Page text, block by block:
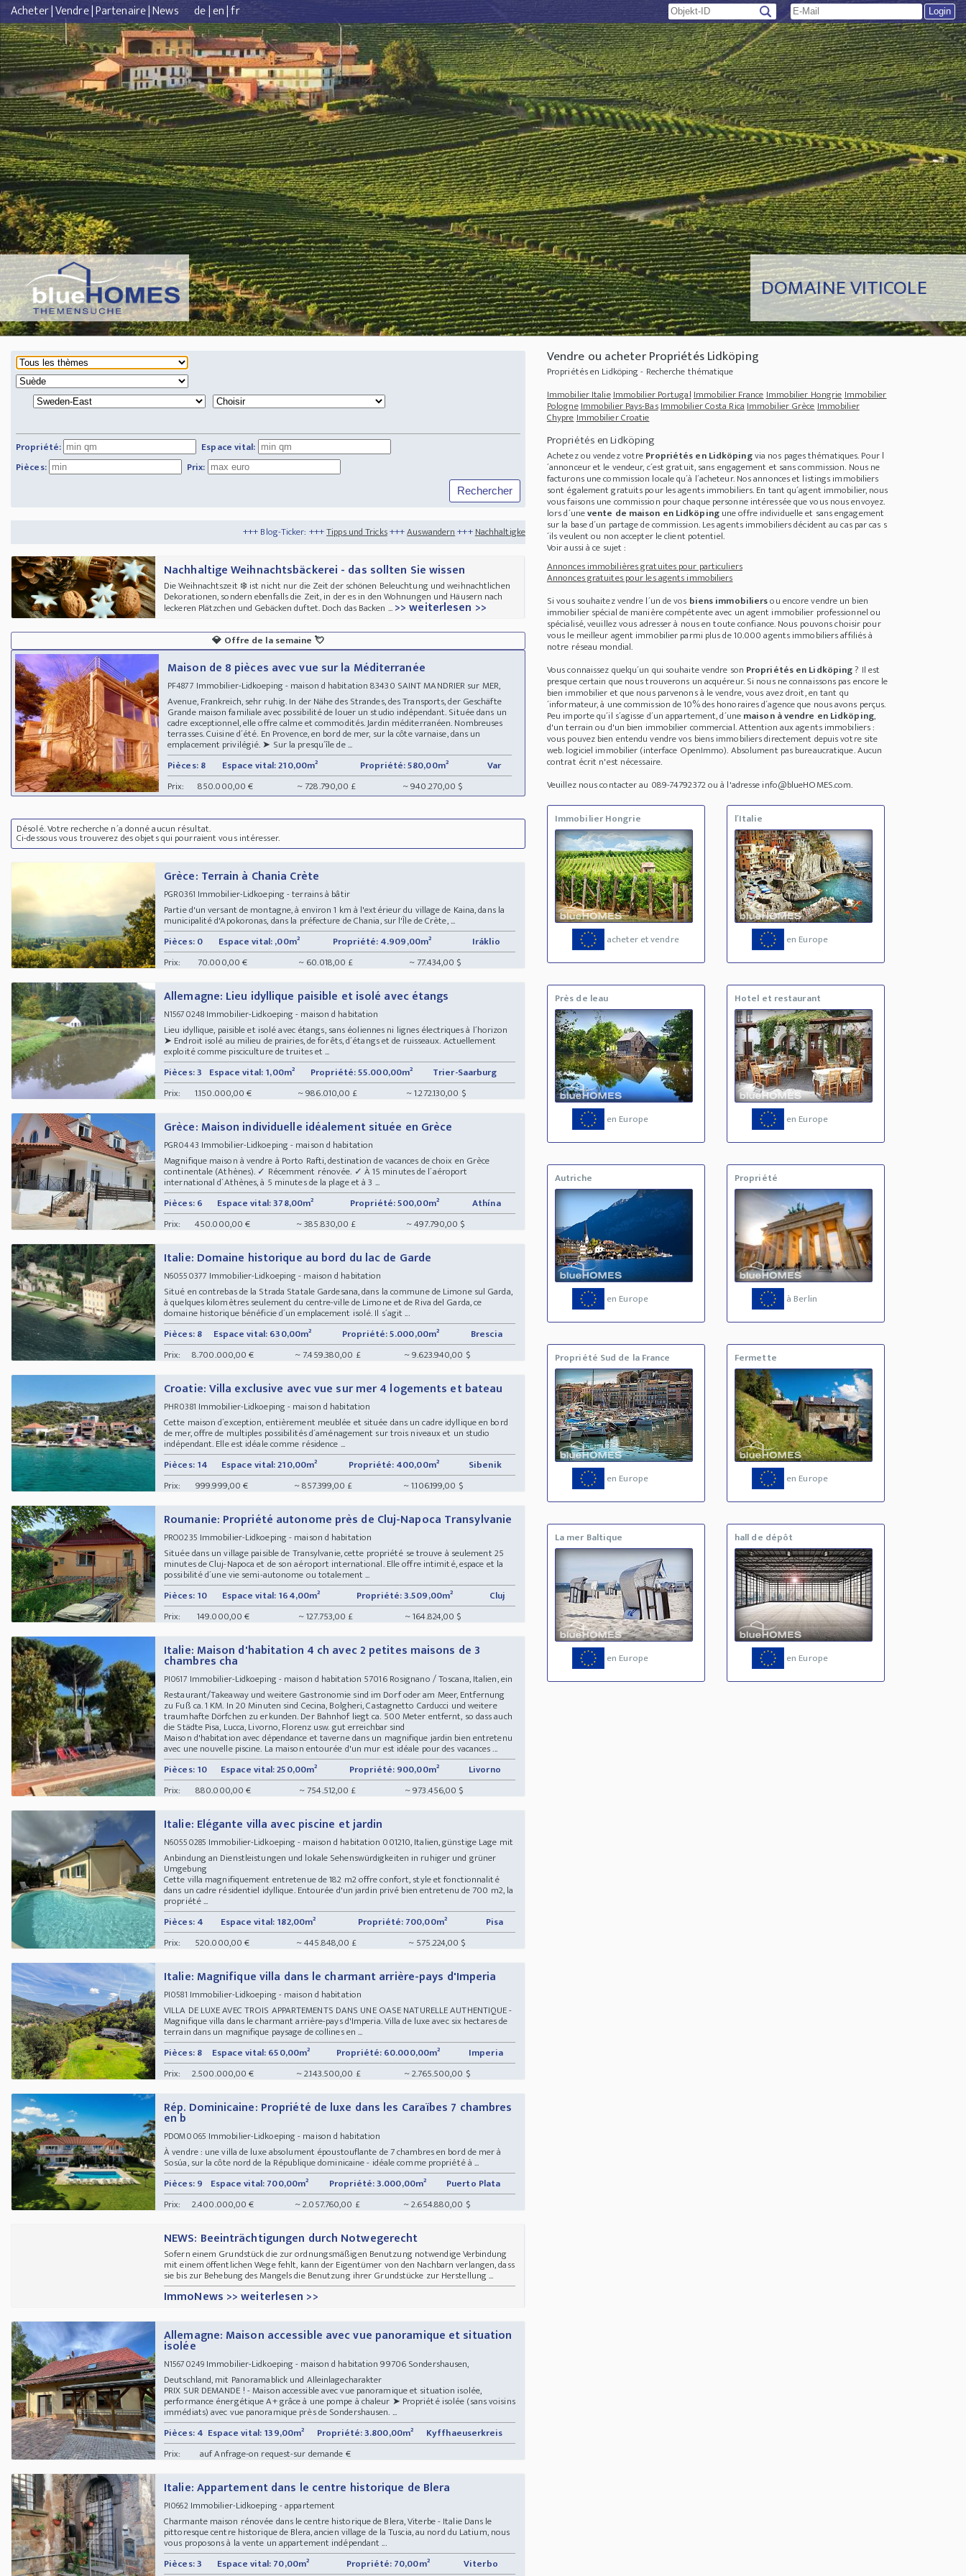
Acheter|Vendre|Partenaire|News de|en|fr
DOMAINE VITICOLE
Propriété:
Espace vital:
Pièces:
Prix:
+++ Blog-Ticker: +++Tipps und Tricks+++Auswandern+++Nachhaltigkeit+++Wo ist es im Frühling am Schönsten?+++So machen Sie Ihren Garten fit für den Herbst+++Dinge mit denen man nicht nach
Nachhaltige Weihnachtsbäckerei - das sollten Sie wissen
Die Weihnachtszeit ❄️ ist nicht nur die Zeit der schönen Beleuchtung und weihnachtlichen
Dekorationen, sondern ebenfalls die Zeit, in der es in den Wohnungen und Häusern nach
leckeren Plätzchen und Gebäcken duftet. Doch das Backen ...>> weiterlesen >>
💎 Offre de la semaine 💘
Maison de 8 pièces avec vue sur la Méditerranée
PF4877 Immobilier-Lidkoeping - maison d habitation 83430 SAINT MANDRIER sur MER,
Avenue, Frankreich, sehr ruhig. In der Nähe des Strandes, des Transports, der Geschäfte
Grande maison familiale avec possibilité de louer un studio indépendant. Située dans un
cadre exceptionnel, elle offre calme et commodités. Jardin méditerranéen. Nombreuses
terrasses. Cuisine d´été. En Provence, en bord de mer, sur la côte varnaise, dans un
emplacement privilégié. ➤ Sur la presqu´île de ...
Pièces: 8
Espace vital: 210,00m² Propriété: 580,00m²
Var
Prix:
850.000,00 € ~ 728.790,00 £ ~ 940.270,00 $
Désolé. Votre recherche n´a donné aucun résultat.
Ci-dessous vous trouverez des objets qui pourraient vous intéresser.
Grèce: Terrain à Chania Crète
PGR0361 Immobilier-Lidkoeping - terrains à bâtir
Partie d'un versant de montagne, à environ 1 km à l'extérieur du village de Kaina, dans la
municipalité d'Apokoronas, dans la préfecture de Chania, sur l'Île de Crète, ...
Pièces: 0
Espace vital: ,00m² Propriété: 4.909,00m²
Iráklio
Prix:
70.000,00 € ~ 60.018,00 £ ~ 77.434,00 $
Allemagne: Lieu idyllique paisible et isolé avec étangs
N15670248Immobilier-Lidkoeping - maison d habitation
Lieu idyllique, paisible et isolé avec étangs, sans éoliennes ni lignes électriques à l´horizon
➤ Endroit isolé au milieu de prairies, de forêts, d´étangs et de ruisseaux. Actuellement
exploité comme pisciculture de truites et ...
Pièces: 3 Espace vital: 1,00m² Propriété: 55.000,00m²
Trier-Saarburg
Prix:
1.150.000,00 € ~ 986.010,00 £ ~ 1.272.130,00 $
Grèce: Maison individuelle idéalement située en Grèce
PGR0443 Immobilier-Lidkoeping - maison d habitation
Magnifique maison à vendre à Porto Rafti, destination de vacances de choix en Grèce
continentale (Athènes). ✓ Récemment rénovée. ✓ À 15 minutes de l´aéroport
international d´Athènes, à 5 minutes de la plage et à 3 ...
Pièces: 6
Espace vital: 378,00m² Propriété: 500,00m²
Athína
Prix:
450.000,00 € ~ 385.830,00 £ ~ 497.790,00 $
Italie: Domaine historique au bord du lac de Garde
N60550377 Immobilier-Lidkoeping - maison d habitation
Situé en contrebas de la Strada Statale Gardesana, dans la commune de Limone sul Garda,
à quelques kilomètres seulement du centre-ville de Limone et de Riva del Garda, ce
domaine historique bénéficie d´un emplacement isolé. Il s´agit ...
Pièces: 8
Espace vital: 630,00m² Propriété: 5.000,00m²
Brescia
Prix:
8.700.000,00 € ~ 7.459.380,00 £ ~ 9.623.940,00 $
Croatie: Villa exclusive avec vue sur mer 4 logements et bateau
PHR0381 Immobilier-Lidkoeping - maison d habitation
Cette maison d´exception, entièrement meublée et située dans un cadre idyllique en bord
de mer, offre de multiples possibilités d´aménagement sur trois niveaux et un studio
indépendant. Elle est idéale comme résidence ...
Pièces: 14
Espace vital: 210,00m² Propriété: 400,00m²
Sibenik
Prix:
999.999,00 € ~ 857.399,00 £ ~ 1.106.199,00 $
Roumanie: Propriété autonome près de Cluj-Napoca Transylvanie
PRO0235 Immobilier-Lidkoeping - maison d habitation
Située dans un village paisible de Transylvanie, cette propriété se trouve à seulement 25
minutes de Cluj-Napoca et de son aéroport international. Elle offre intimité, espace et la
possibilité d´une vie semi-autonome ou totalement ...
Pièces: 10
Espace vital: 164,00m² Propriété: 3.509,00m²
Cluj
Prix:
149.000,00 € ~ 127.753,00 £ ~ 164.824,00 $
Italie: Maison d'habitation 4 ch avec 2 petites maisons de 3
chambres cha
PI0617 Immobilier-Lidkoeping - maison d habitation 57016 Rosignano / Toscana, Italien, ein
Restaurant/Takeaway und weitere Gastronomie sind im Dorf oder am Meer, Entfernung
zu Fuß ca. 1 KM. In 20 Minuten sind Cecina, Bolgheri, Castagnetto Carducci und weitere
traumhafte Dörfchen zu erkunden. Der Bahnhof liegt ca. 500 Meter entfernt, so dass auch
die Städte Pisa, Lucca, Livorno, Florenz usw. gut erreichbar sind
Maison d'habitation avec dépendance et taverne dans un magnifique jardin bien entretenu
avec une nouvelle piscine. La maison entourée d'un mur est idéale pour des vacances ...
Pièces: 10
Espace vital: 250,00m² Propriété: 900,00m²
Livorno
Prix:
880.000,00 € ~ 754.512,00 £ ~ 973.456,00 $
Italie: Elégante villa avec piscine et jardin
N60550285 Immobilier-Lidkoeping - maison d habitation 001210, Italien, günstige Lage mit
Anbindung an Dienstleistungen und lokale Sehenswürdigkeiten in ruhiger und grüner
Umgebung
Cette villa magnifiquement entretenue de 182 m2 offre confort, style et fonctionnalité
dans un cadre résidentiel idyllique. Entourée d'un jardin privé bien entretenu de 700 m2, la
propriété ...
Pièces: 4
Espace vital: 182,00m² Propriété: 700,00m²
Pisa
Prix:
520.000,00 € ~ 445.848,00 £ ~ 575.224,00 $
Italie: Magnifique villa dans le charmant arrière-pays d'Imperia
PI0581 Immobilier-Lidkoeping - maison d habitation
VILLA DE LUXE AVEC TROIS APPARTEMENTS DANS UNE OASE NATURELLE AUTHENTIQUE -
Magnifique villa dans le charmant arrière-pays d'Imperia. Villa de luxe avec six hectares de
terrain dans un magnifique paysage de collines en ...
Pièces: 8
Espace vital: 650,00m² Propriété: 60.000,00m²
Imperia
Prix:
2.500.000,00 € ~ 2.143.500,00 £ ~ 2.765.500,00 $
Rép. Dominicaine: Propriété de luxe dans les Caraïbes 7 chambres
en b
PDOM0065 Immobilier-Lidkoeping - maison d habitation
À vendre : une villa de luxe absolument époustouflante de 7 chambres en bord de mer à
Sosúa, sur la côte nord de la République dominicaine - idéale comme propriété à ...
Pièces: 9 Espace vital: 700,00m² Propriété: 3.000,00m²
Puerto Plata
Prix:
2.400.000,00 € ~ 2.057.760,00 £ ~ 2.654.880,00 $
NEWS: Beeinträchtigungen durch Notwegerecht
Sofern einem Grundstück die zur ordnungsmäßigen Benutzung notwendige Verbindung
mit einem öffentlichen Wege fehlt, kann der Eigentümer von den Nachbarn verlangen, dass
sie bis zur Behebung des Mangels die Benutzung ihrer Grundstücke zur Herstellung ...
ImmoNews >> weiterlesen >>
Allemagne: Maison accessible avec vue panoramique et situation
isolée
N15670249Immobilier-Lidkoeping - maison d habitation 99706 Sondershausen,
Deutschland, mit Panoramablick und Alleinlagecharakter
PRIX SUR DEMANDE ! - Maison accessible avec vue panoramique et situation isolée,
performance énergétique A+ grâce à une pompe à chaleur ➤ Propriété isolée (sans voisins
immédiats) avec vue panoramique près de Sondershausen. ...
Pièces: 4 Espace vital: 139,00m² Propriété: 3.800,00m²
Kyffhaeuserkreis
Prix:
auf Anfrage-on request-sur demande €
Italie: Appartement dans le centre historique de Blera
PI0662Immobilier-Lidkoeping - appartement
Charmante maison rénovée dans le centre historique de Blera, Viterbe - Italie Dans le
pittoresque centre historique de Blera, ancien village de la Tuscia, au nord du Latium, nous
vous proposons à la vente un appartement indépendant ...
Pièces: 3
Espace vital: 70,00m² Propriété: 70,00m² Viterbo
Vendre ou acheter Propriétés Lidköping
Propriétés en Lidköping - Recherche thématique
Immobilier ItalieImmobilier PortugalImmobilier FranceImmobilier HongrieImmobilier
PologneImmobilier Pays-BasImmobilier Costa RicaImmobilier GrèceImmobilier
ChypreImmobilier Croatie
Propriétés en Lidköping
Achetez ou vendez votrePropriétés en Lidköpingvia nos pages thématiques. Pour l
´annonceur et le vendeur, c´est gratuit, sans engagement et sans commission. Nous ne
facturons une commission locale qu´à l´acheteur. Nos annonces et listings immobiliers
sont également gratuits pour les agents immobiliers. En tant qu´agent immobilier, nous
vous faisons une commission pour chaque personne intéressée que vous nous envoyez.
lors d´unevente de maison en Lidköpingune offre individuelle et sans engagement
sur la base d´un partage de commission. Les agents immobiliers décident au cas par cas s
´ils veulent ou non accepter le client potentiel.
Voir aussi à ce sujet :
Annonces immobilières gratuites pour particuliers
Annonces gratuites pour les agents immobiliers
Si vous souhaitez vendre l´un de vos biens immobiliersou encore vendre un bien
immobilier spécial de manière compétente avec un agent immobilier professionnel ou
spécialisé, veuillez vous adresser à nous en toute confiance. Nous pouvons choisir pour
vous le meilleur agent immobilier parmi plus de 10.000 agents immobiliers affiliés à
notre réseau mondial.
Vous connaissez quelqu´un qui souhaite vendre son Propriétés en Lidköping? Il est
presque certain que nous trouverons un acquéreur. Si nous ne connaissons pas encore le
bien immobilier et que nous parvenons à le vendre, vous avez droit, en tant qu
´informateur, à une commission de 10% des honoraires d´agence que nous avons perçus.
Peu importe qu´il s´agisse d´un appartement, d´unemaison à vendre en Lidköping,
d'un terrain ou d'un bien immobilier commercial. Attention aux agents immobiliers :
vous pouvez bien entendu vendre vos biens immobiliers directement depuis votre site
web. logiciel immobilier (interface OpenImmo). Absolument pas bureaucratique. Aucun
contrat écrit n'est nécessaire.
Veuillez nous contacter au 089-74792372 ou à l'adresse info@blueHOMES.com.
Immobilier Hongrie
acheter et vendre
l´Italie
en Europe
Près de leau
en Europe
Hotel et restaurant
en Europe
Autriche
en Europe
Propriété
à Berlin
Propriété Sud de la France
en Europe
Fermette
en Europe
La mer Baltique
en Europe
hall de dépôt
en Europe